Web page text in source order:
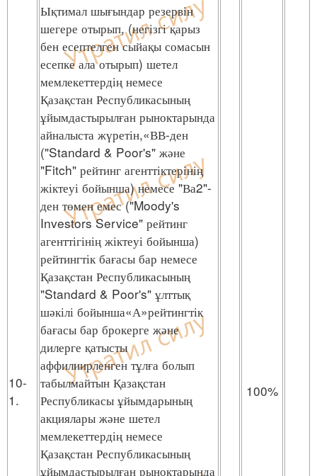
10-
1.
Ықтимал шығындар резервін
шегере отырып, (негізгі қарыз
бен есептелген сыйақы сомасын
есепке ала отырып) шетел
мемлекеттердің немесе
Қазақстан Республикасының
ұйымдастырылған рыноктарында
айналыста жүретін,«ВВ-ден
("Standard & Poor's" және
"Fitch" рейтинг агенттіктерінің
жіктеуі бойынша) немесе "Ва2"-
ден төмен емес ("Moody's
Investors Service" рейтинг
агенттігінің жіктеуі бойынша)
рейтингтік бағасы бар немесе
Қазақстан Республикасының
"Standard & Poor's" ұлттық
шәкілі бойынша«А»рейтингтік
бағасы бар брокерге және
дилерге қатысты
аффилиирленген тұлға болып
табылмайтын Қазақстан
Республикасы ұйымдарының
акциялары және шетел
мемлекеттердің немесе
Қазақстан Республикасының
ұйымдастырылған рыноктарында
100%